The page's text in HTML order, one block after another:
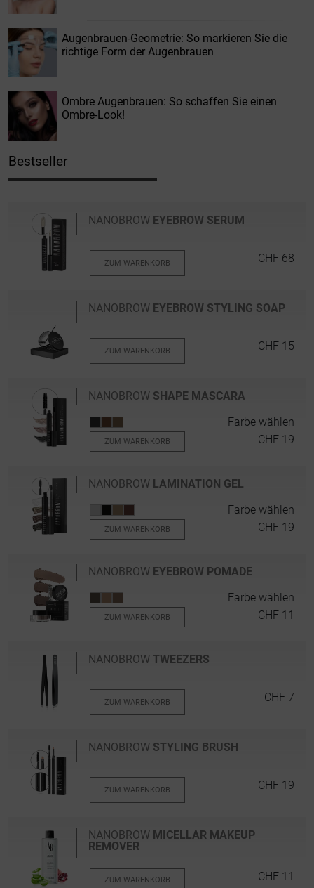
Augenbrauen-Geometrie: So markieren Sie die
richtige Form der Augenbrauen
Ombre Augenbrauen: So schaffen Sie einen
Ombre-Look!
Bestseller
NANOBROW EYEBROW SERUM
ZUM WARENKORB CHF 68
NANOBROW EYEBROW STYLING SOAP
ZUM WARENKORB CHF 15
NANOBROW SHAPE MASCARA
Farbe wählen
ZUM WARENKORB CHF 19
NANOBROW LAMINATION GEL
Farbe wählen
ZUM WARENKORB CHF 19
NANOBROW EYEBROW POMADE
Farbe wählen
ZUM WARENKORB CHF 11
NANOBROW TWEEZERS
ZUM WARENKORB CHF 7
NANOBROW STYLING BRUSH
ZUM WARENKORB CHF 19
NANOBROW MICELLAR MAKEUP
REMOVER
ZUM WARENKORB CHF 11